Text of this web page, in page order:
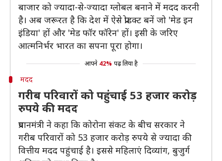
बाजार को ज्यादा-से-ज्यादा ग्लोबल बनाने में मदद करनी
है। अब जरूरत है कि देश में ऐसे प्रोडक्ट बनें जो 'मेड इन
इंडिया' हों और 'मेड फॉर फॉरेन' हों। इसी के जरिए
आत्मनिर्भर भारत का सपना पूरा होगा।
आपने 42% पढ़ लिया है
मदद
गरीब परिवारों को पहुंचाई 53 हजार करोड़
रुपये की मदद
प्रधानमंत्री ने कहा कि कोरोना संकट के बीच सरकार ने
गरीब परिवारों को 53 हजार करोड़ रुपये से ज्यादा की
वित्तीय मदद पहुंचाई है। इससे महिलाएं दिव्यांग, बुजुर्ग